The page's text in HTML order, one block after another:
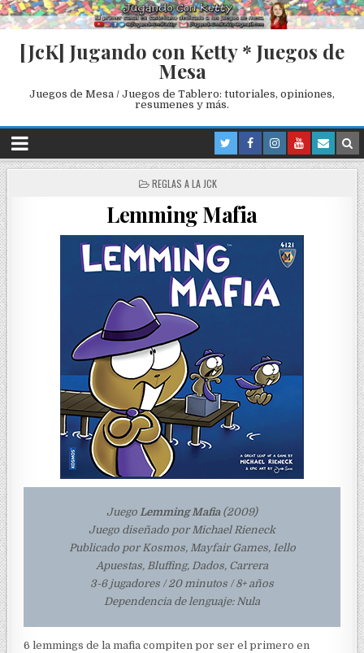
[JcK] Jugando con Ketty * Juegos de
Mesa
Juegos de Mesa / Juegos de Tablero: tutoriales, opiniones,
resumenes y más.
P
S
T
E
D
I
REGLAS A LA JCK
Lemming Mafia
Juego Lemming Mafia (2009)
Juego diseñado por Michael Rieneck
Publicado por Kosmos, Mayfair Games, Iello
Apuestas, Bluffing, Dados, Carrera
3-6 jugadores / 20 minutos / 8+ años
Dependencia de lenguaje: Nula
6 lemmings de la mafia compiten por ser el primero en